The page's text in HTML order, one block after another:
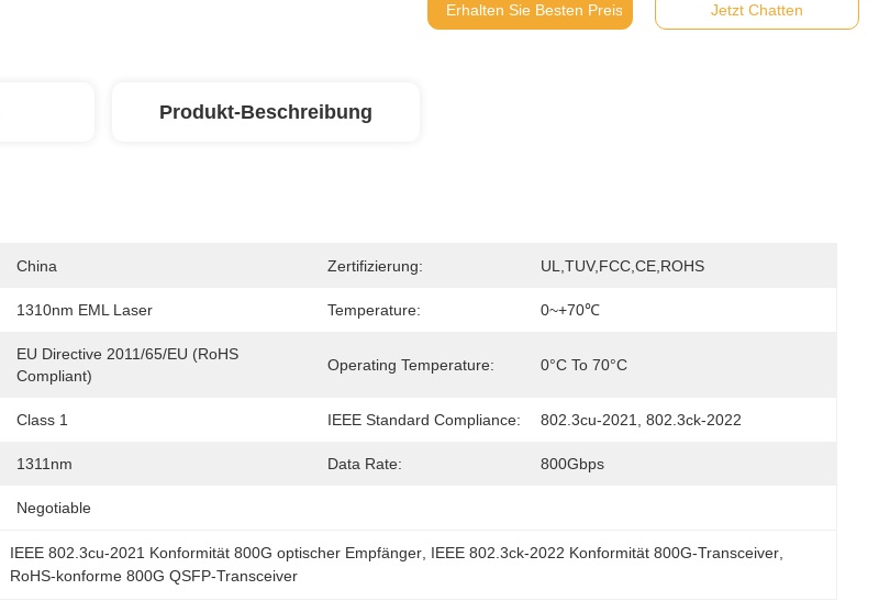
Erhalten Sie Besten Preis Jetzt Chatten
Produkt-Beschreibung
China Zertifizierung: UL,TUV,FCC,CE,ROHS
1310nm EML Laser Temperature: 0~+70℃
EU Directive 2011/65/EU (RoHS
Compliant)
Operating Temperature: 0°C To 70°C
Class 1 IEEE Standard Compliance: 802.3cu-2021, 802.3ck-2022
1311nm Data Rate: 800Gbps
Negotiable
IEEE 802.3cu-2021 Konformität 800G optischer Empfänger IEEE 802.3ck-2022 Konformität 800G-Transceiver
RoHS-konforme 800G QSFP-Transceiver